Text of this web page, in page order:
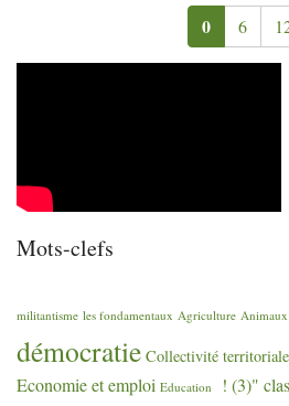
0 6
Mots-clefs
militantisme les fondamentaux Agriculture Animaux
démocratie Collectivité territoriale
Economie et emploi Education
! (3)"